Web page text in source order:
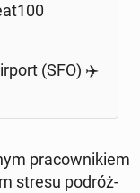
(SFO) ✈️
pra­cow­ni­kiem
stresu po­dróż­